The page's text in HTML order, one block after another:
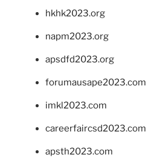
hkhk2023.org
napm2023.org
apsdfd2023.org
forumausape2023.com
imkl2023.com
careerfaircsd2023.com
apsth2023.com